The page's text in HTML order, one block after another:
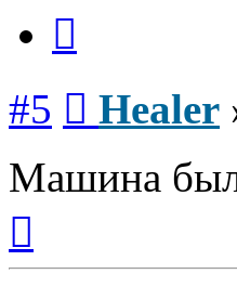
#5 Healer
Машина
началу